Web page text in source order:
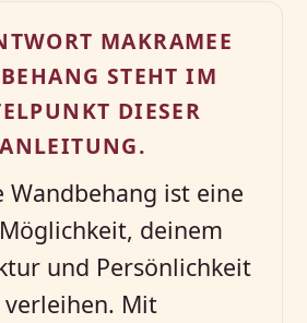
MAKRAMEE
STEHT IM
DIESER
ANLEITUNG.
Wandbehang ist eine
deinem
und Persönlichkeit
verleihen. Mit